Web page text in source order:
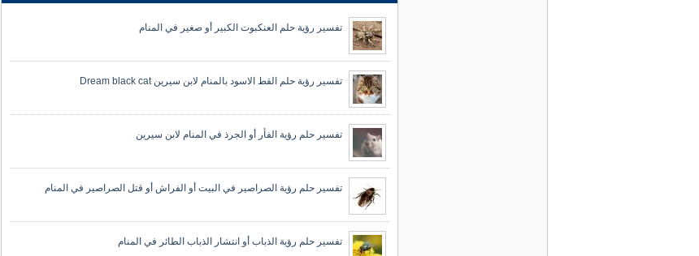
تفسير رؤية حلم العنكبوت الكبير أو صغير في المنام
تفسير رؤية حلم القط الاسود بالمنام لابن سيرين Dream black cat
تفسير حلم رؤية الفأر أو الجرذ في المنام لابن سيرين
تفسير حلم رؤية الصراصير في البيت أو الفراش أو قتل الصراصير في المنام
تفسير حلم رؤية الذباب أو انتشار الذباب الطائر في المنام